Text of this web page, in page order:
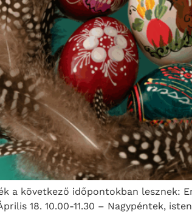
a következő időpontokban lesznek:
18. 10.00-11.30 – Nagypéntek,